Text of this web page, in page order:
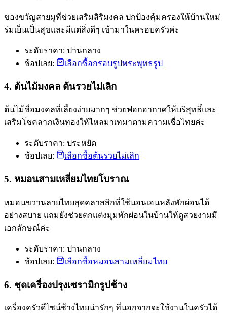
ของขวัญสายมูที่ช่วยเสริมสิริมงคล ปกป้องคุ้มครองให้บ้านใหม่
ร่มเย็นเป็นสุขและมีแต่สิ่งดีๆ เข้ามาในครอบครัวค่ะ
ระดับราคา: ปานกลาง
ช้อปเลย:
เลือกซื้อกรอบรูปพระพุทธรูป
4. ต้นไม้มงคล ต้นรวยไม่เลิก
ต้นไม้ชื่อมงคลที่เลี้ยงง่ายมากๆ ช่วยฟอกอากาศให้บริสุทธิ์และ
เสริมโชคลาภเงินทองให้ไหลมาเทมาตามความเชื่อไทยค่ะ
ระดับราคา: ประหยัด
ช้อปเลย:
เลือกซื้อต้นรวยไม่เลิก
5. หมอนสามเหลี่ยมไทยโบราณ
หมอนขวานลายไทยสุดคลาสสิกที่ใช้นอนเอนหลังพักผ่อนได้
อย่างสบาย แถมยังช่วยตกแต่งมุมพักผ่อนในบ้านให้ดูสวยงามมี
เอกลักษณ์ค่ะ
ระดับราคา: ปานกลาง
ช้อปเลย:
เลือกซื้อหมอนสามเหลี่ยมไทย
6. ชุดเครื่องปรุงเซรามิกรูปช้าง
เครื่องครัวดีไซน์ช้างไทยน่ารักๆ ที่นอกจากจะใช้งานในครัวได้